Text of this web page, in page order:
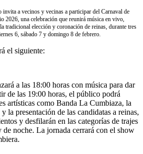
a vecinos y vecinas a participar del Carnaval de
2026, una celebración que reunirá música en vivo,
tradicional elección y coronación de reinas, durante tres
6, sábado 7 y domingo 8 de febrero.
el siguiente:
a las 18:00 horas con música para dar
de las 19:00 horas, el público podrá
artísticas como Banda La Cumbiaza, la
presentación de las candidatas a reinas,
y desfilarán en las categorías de trajes
noche. La jornada cerrará con el show